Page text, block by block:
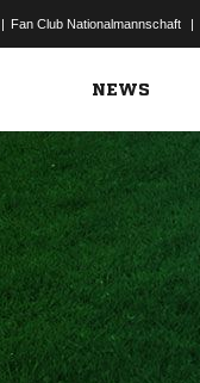
| Fan Club Nationalmannschaft |
NEWS